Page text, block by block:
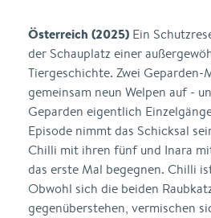
Österreich (2025) Ein
der Schauplatz einer
Tiergeschichte. Zwei Geparden-
gemeinsam neun Welpen auf -
Geparden eigentlich
Episode nimmt das Schicksal
Chilli mit ihren fünf und Inara
das erste Mal begegnen. Chilli
Obwohl sich die beiden
gegenüberstehen, vermischen